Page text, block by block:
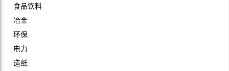
食品饮料
冶金
环保
电力
造纸